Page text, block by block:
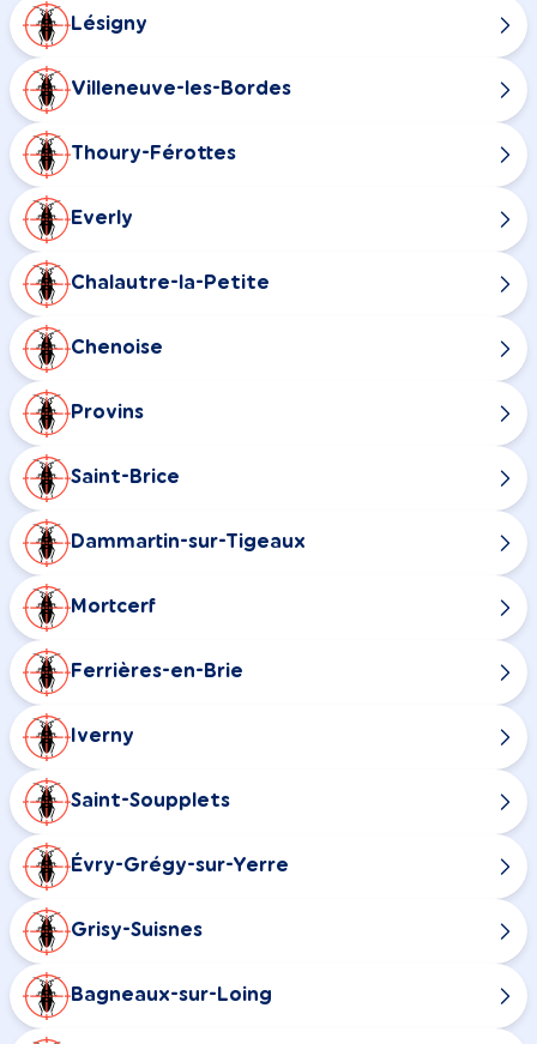
Lésigny
Villeneuve-les-Bordes
Thoury-Férottes
Everly
Chalautre-la-Petite
Chenoise
Provins
Saint-Brice
Dammartin-sur-Tigeaux
Mortcerf
Ferrières-en-Brie
Iverny
Saint-Soupplets
Évry-Grégy-sur-Yerre
Grisy-Suisnes
Bagneaux-sur-Loing